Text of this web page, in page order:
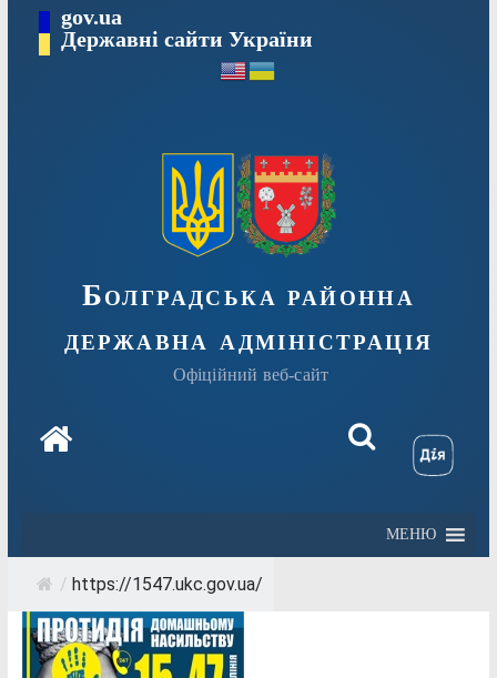
Перейтиgov.ua
Державні сайти України
Болградська районна
державна адміністрація
Офіційний веб-сайт
МЕНЮ
/ https://1547.ukc.gov.ua/